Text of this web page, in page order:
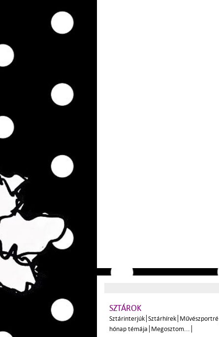
SZTÁROK
Sztárinterjúk Sztárhírek Művészportré
hónap témája Megosztom...